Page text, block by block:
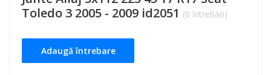
Toledo 3 2005 - 2009 id2051 (0 întrebări)
Adaugă întrebare